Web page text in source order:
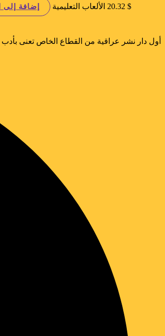
$ الألعاب التعليمية إضافة إلى
أول دار نشر عراقية من القطاع الخاص تعنى